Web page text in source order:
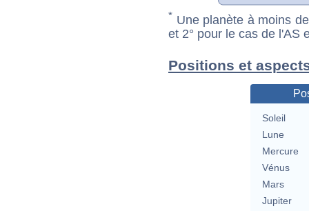
* Une planète à moins
et 2° pour le cas de l'AS
Positions et
Soleil
Lune
Mercure
Vénus
Mars
Jupiter